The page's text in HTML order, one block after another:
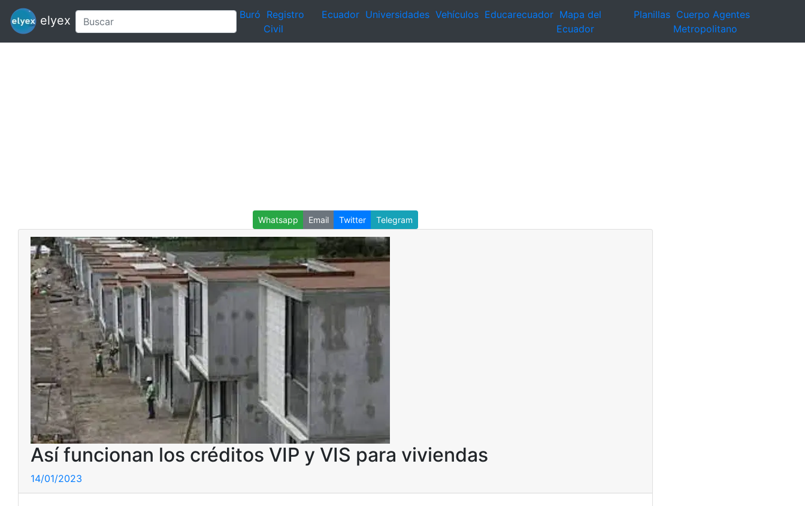
elyex Buró Registro
Civil
Ecuador Universidades Vehículos Educarecuador Mapa del
Ecuador
Planillas Cuerpo Agentes
Metropolitano
Whatsapp Email Twitter Telegram
Así funcionan los créditos VIP y VIS para viviendas
14/01/2023